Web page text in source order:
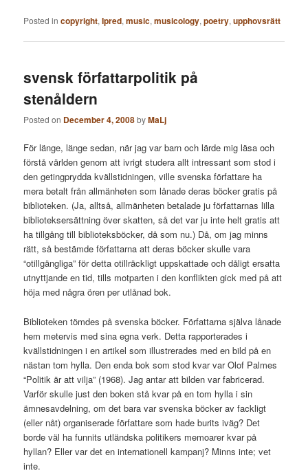
Posted in copyright,Ipred,music,musicology,poetry,upphovsrätt
svensk författarpolitik på
stenåldern
Posted on December 4, 2008byMaLj
För länge, länge sedan, när jag var barn och lärde mig läsa och
förstå världen genom att ivrigt studera allt intressant som stod i
den getingprydda kvällstidningen, ville svenska författare ha
mera betalt från allmänheten som lånade deras böcker gratis på
biblioteken. (Ja, alltså, allmänheten betalade ju författarnas lilla
biblioteksersättning över skatten, så det var ju inte helt gratis att
ha tillgång till biblioteksböcker, då som nu.) Då, om jag minns
rätt, så bestämde författarna att deras böcker skulle vara
“otillgängliga” för detta otillräckligt uppskattade och dåligt ersatta
utnyttjande en tid, tills motparten i den konflikten gick med på att
höja med några ören per utlånad bok.
Biblioteken tömdes på svenska böcker. Författarna själva lånade
hem metervis med sina egna verk. Detta rapporterades i
kvällstidningen i en artikel som illustrerades med en bild på en
nästan tom hylla. Den enda bok som stod kvar var Olof Palmes
“Politik är att vilja” (1968). Jag antar att bilden var fabricerad.
Varför skulle just den boken stå kvar på en tom hylla i sin
ämnesavdelning, om det bara var svenska böcker av fackligt
(eller nåt) organiserade författare som hade burits iväg? Det
borde väl ha funnits utländska politikers memoarer kvar på
hyllan? Eller var det en internationell kampanj? Minns inte; vet
inte.